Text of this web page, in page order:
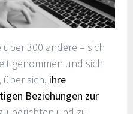
300 andere – sich
genommen und sich
sich, ihre
Beziehungen zur